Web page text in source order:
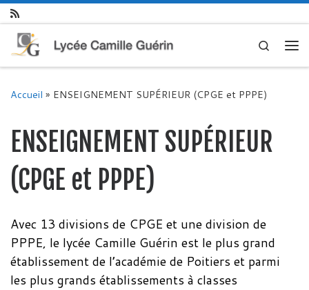
Skip to content
Search
Accueil » ENSEIGNEMENT SUPÉRIEUR (CPGE et PPPE)
ENSEIGNEMENT SUPÉRIEUR
(CPGE et PPPE)
Avec 13 divisions de CPGE et une division de
PPPE, le lycée Camille Guérin est le plus grand
établissement de l’académie de Poitiers et parmi
les plus grands établissements à classes